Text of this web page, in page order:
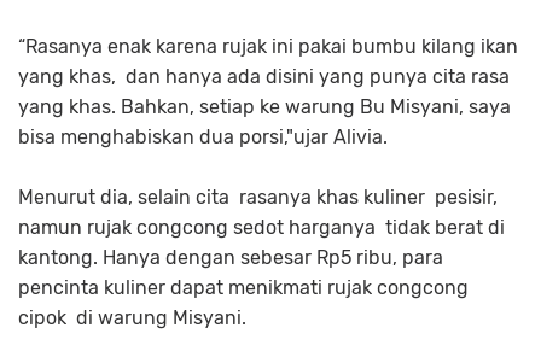
“Rasanya enak karena rujak ini pakai bumbu kilang ikan
yang khas, dan hanya ada disini yang punya cita rasa
yang khas. Bahkan, setiap ke warung Bu Misyani, saya
bisa menghabiskan dua porsi,"ujar Alivia.
Menurut dia, selain cita rasanya khas kuliner pesisir,
namun rujak congcong sedot harganya tidak berat di
kantong. Hanya dengan sebesar Rp5 ribu, para
pencinta kuliner dapat menikmati rujak congcong
cipok di warung Misyani.